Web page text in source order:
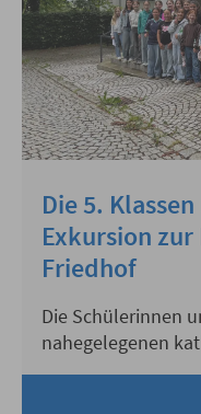
Die 5.
Exkursion
Friedhof
Die Schülerinnen
nahegelegenen